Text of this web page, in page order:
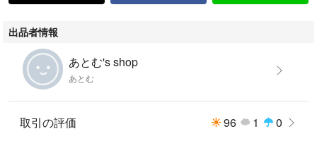
出品者情報
あとむ's shop
あとむ
取引の評価 96 1 0